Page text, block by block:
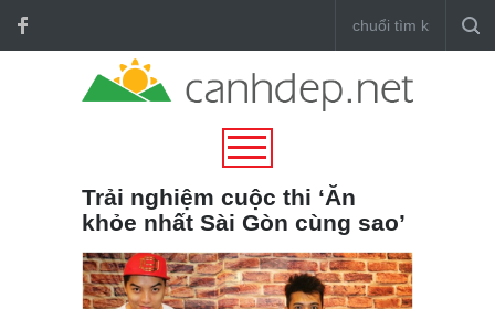
Trải nghiệm cuộc thi ‘Ăn
khỏe nhất Sài Gòn cùng sao’